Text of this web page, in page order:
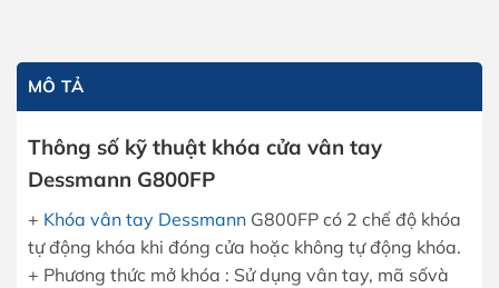
MÔ TẢ
Thông số kỹ thuật khóa cửa vân tay
Dessmann G800FP
+ Khóa vân tay Dessmann G800FP có 2 chế độ khóa
tự động khóa khi đóng cửa hoặc không tự động khóa.
+ Phương thức mở khóa : Sử dụng vân tay, mã sốvà